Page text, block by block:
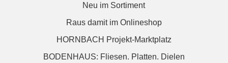
Neu im Sortiment
Raus damit im Onlineshop
HORNBACH Projekt-Marktplatz
BODENHAUS: Fliesen. Platten. Dielen